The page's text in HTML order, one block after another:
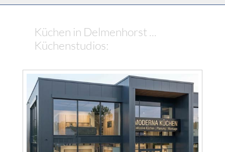
Küchen in Delmenhorst ...
Küchenstudios: